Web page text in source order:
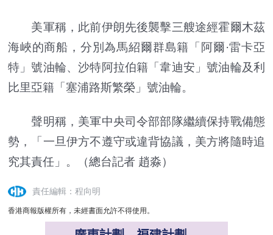
美軍稱，此前伊朗先後襲擊三艘途經霍爾木茲
海峽的商船，分別為馬紹爾群島籍「阿爾·雷卡亞
特」號油輪、沙特阿拉伯籍「韋迪安」號油輪及利
比里亞籍「塞浦路斯繁榮」號油輪。
聲明稱，美軍中央司令部部隊繼續保持戰備態
勢，「一旦伊方不遵守或違背協議，美方將隨時追
究其責任」。（總台記者 趙淼）
責任編輯：程向明
香港商報版權所有，未經書面允許不得使用。